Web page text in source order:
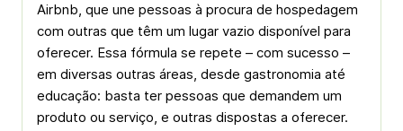
Airbnb, que une pessoas à procura de hospedagem
com outras que têm um lugar vazio disponível para
oferecer. Essa fórmula se repete – com sucesso –
em diversas outras áreas, desde gastronomia até
educação: basta ter pessoas que demandem um
produto ou serviço, e outras dispostas a oferecer.